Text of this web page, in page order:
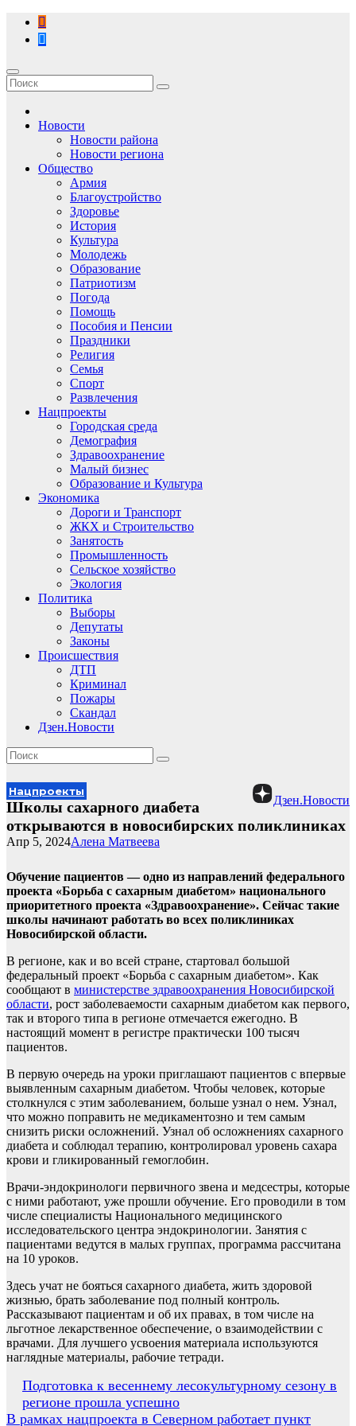
Перейти
содержимому
Новости
Новости района
Новости региона
Общество
Армия
Благоустройство
Здоровье
История
Культура
Молодежь
Образование
Патриотизм
Погода
Помощь
Пособия и Пенсии
Праздники
Религия
Семья
Спорт
Развлечения
Нацпроекты
Городская среда
Демография
Здравоохранение
Малый бизнес
Образование и Культура
Экономика
Дороги и Транспорт
ЖКХ и Строительство
Занятость
Промышленность
Сельское хозяйство
Экология
Политика
Выборы
Депутаты
Законы
Происшествия
ДТП
Криминал
Пожары
Скандал
Дзен.Новости
Дзен.Новости
Нацпроекты
Школы сахарного диабета
открываются в новосибирских поликлиниках
Алена Матвеева
Апр 5, 2024
Обучение пациентов — одно из направлений федерального
проекта «Борьба с сахарным диабетом» национального
приоритетного проекта «Здравоохранение». Сейчас такие
школы начинают работать во всех поликлиниках
Новосибирской области.
В регионе, как и во всей стране, стартовал большой
федеральный проект «Борьба с сахарным диабетом». Как
сообщают в министерстве здравоохранения Новосибирской
области, рост заболеваемости сахарным диабетом как первого,
так и второго типа в регионе отмечается ежегодно. В
настоящий момент в регистре практически 100 тысяч
пациентов.
В первую очередь на уроки приглашают пациентов с впервые
выявленным сахарным диабетом. Чтобы человек, которые
столкнулся с этим заболеванием, больше узнал о нем. Узнал,
что можно поправить не медикаментозно и тем самым
снизить риски осложнений. Узнал об осложнениях сахарного
диабета и соблюдал терапию, контролировал уровень сахара
крови и гликированный гемоглобин.
Врачи-эндокринологи первичного звена и медсестры, которые
с ними работают, уже прошли обучение. Его проводили в том
числе специалисты Национального медицинского
исследовательского центра эндокринологии. Занятия с
пациентами ведутся в малых группах, программа рассчитана
на 10 уроков.
Здесь учат не бояться сахарного диабета, жить здоровой
жизнью, брать заболевание под полный контроль.
Рассказывают пациентам и об их правах, в том числе на
льготное лекарственное обеспечение, о взаимодействии с
врачами. Для лучшего усвоения материала используются
наглядные материалы, рабочие тетради.
Навигация
по
Подготовка к весеннему лесокультурному сезону в
регионе прошла успешно
В рамках нацпроекта в Северном работает пункт